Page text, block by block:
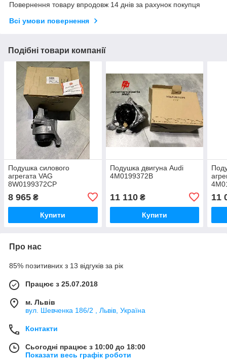
Повернення товару впродовж 14 днів за рахунок покупця
Всі умови повернення
Подібні товари компанії
Подушка силового
агрегата VAG
8W0199372CP
8 965 ₴
Купити
Подушка двигуна Audi
4M0199372B
11 110₴
Купити
11
Про нас
85% позитивних з 13 відгуків за рік
Працює з 25.07.2018
м. Львів
вул. Шевченка 186/2 , Львів, Україна
Контакти
Сьогодні працює з 10:00 до 18:00
Показати весь графік роботи